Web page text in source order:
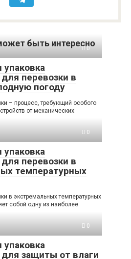
быть интересно
0
перевозки в
погоду
– процесс, требующий особого
от механических
0
перевозки в
температурных
в экстремальных температурных
собой одну из наиболее
0
защиты от влаги